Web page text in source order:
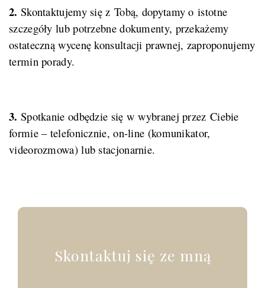
2. Skontaktujemy się z Tobą, dopytamy o istotne
szczegóły lub potrzebne dokumenty, przekażemy
ostateczną wycenę konsultacji prawnej, zaproponujemy
termin porady.
3. Spotkanie odbędzie się w wybranej przez Ciebie
formie – telefonicznie, on-line (komunikator,
videorozmowa) lub stacjonarnie.
Skontaktuj się ze mną